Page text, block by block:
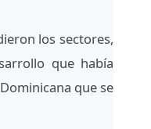
los sectores,
que había
que se